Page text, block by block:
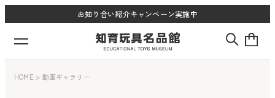
お知り合い紹介キャンペーン実施中
HOME > 動画ギャラリー